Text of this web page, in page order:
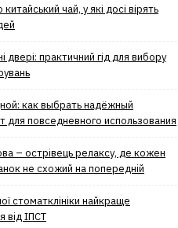
чай, у які досі вірять
двері: практичний гід для вибору
как выбрать надёжный
для повседневного использования
– острівець релаксу, де кожен
не схожий на попередній
стоматклініки найкраще
від ІПСТ